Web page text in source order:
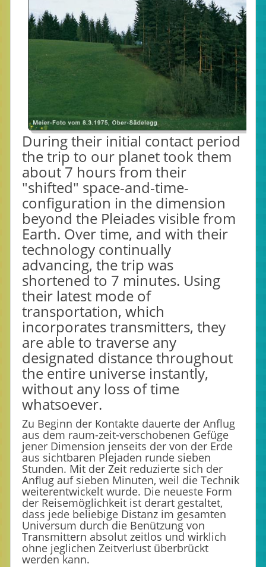
During their initial contact period
the trip to our planet took them
about 7 hours from their
"shifted" space-and-time-
configuration in the dimension
beyond the Pleiades visible from
Earth. Over time, and with their
technology continually
advancing, the trip was
shortened to 7 minutes. Using
their latest mode of
transportation, which
incorporates transmitters, they
are able to traverse any
designated distance throughout
the entire universe instantly,
without any loss of time
whatsoever.
Zu Beginn der Kontakte dauerte der Anflug
aus dem raum-zeit-verschobenen Gefüge
jener Dimension jenseits der von der Erde
aus sichtbaren Plejaden runde sieben
Stunden. Mit der Zeit reduzierte sich der
Anflug auf sieben Minuten, weil die Technik
weiterentwickelt wurde. Die neueste Form
der Reisemöglichkeit ist derart gestaltet,
dass jede beliebige Distanz im gesamten
Universum durch die Benützung von
Transmittern absolut zeitlos und wirklich
ohne jeglichen Zeitverlust überbrückt
werden kann.